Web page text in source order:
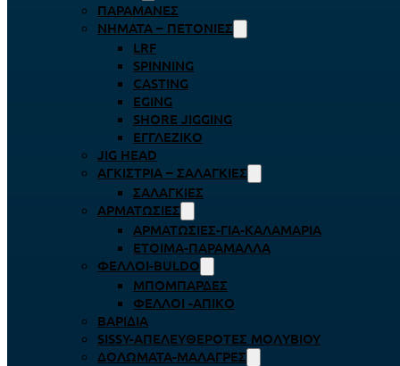
ΠΑΡΑΜΆΝΕΣ
ΝΉΜΑΤΑ – ΠΕΤΟΝΙΈΣ
LRF
SPINNING
CASTING
EGING
SHORE JIGGING
ΕΓΓΛΈΖΙΚΟ
JIG HEAD
ΑΓΚΊΣΤΡΙΑ – ΣΑΛΑΓΚΙΈΣ
ΣΑΛΑΓΚΙΈΣ
ΑΡΜΑΤΩΣΙΈΣ
ΑΡΜΑΤΩΣΙΈΣ-ΓΙΑ-ΚΑΛΑΜΆΡΙΑ
ΈΤΟΙΜΑ-ΠΑΡΆΜΑΛΛΑ
ΦΕΛΛΟΊ-BULDO
ΜΠΟΜΠΆΡΔΕΣ
ΦΕΛΛΟΊ -ΑΠΊΚΟ
ΒΑΡΊΔΙΑ
SISSY-ΑΠΕΛΕΥΘΕΡΟΤΈΣ ΜΟΛΥΒΙΟΎ
ΔΟΛΏΜΑΤΑ-ΜΑΛΆΓΡΕΣ